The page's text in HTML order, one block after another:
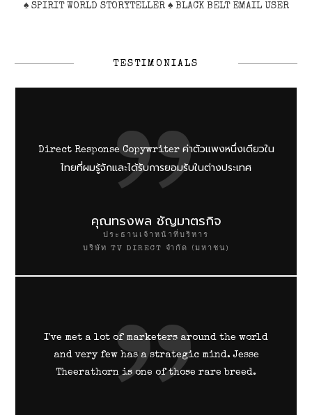
♠ SPIRIT WORLD STORYTELLER ♠ BLACK BELT EMAIL USER
TESTIMONIALS
Direct Response Copywriter ค่าตัวแพงหนึ่งเดียวใน
ไทยที่ผมรู้จักและได้รับการยอมรับในต่างประเทศ
คุณทรงพล ชัญมาตรกิจ
ประธานเจ้าหน้าที่บริหาร
บริษัท TV DIRECT จำกัด (มหาชน)
I've met a lot of marketers around the world
and very few has a strategic mind. Jesse
Theerathorn is one of those rare breed.